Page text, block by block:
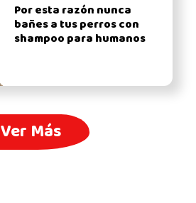
Por esta razón nunca
bañes a tus perros con
shampoo para humanos
Ver Más